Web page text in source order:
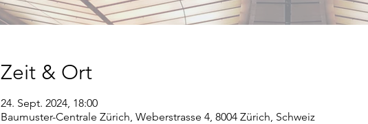
Zeit & Ort
24. Sept. 2024, 18:00
Baumuster-Centrale Zürich, Weberstrasse 4, 8004 Zürich, Schweiz